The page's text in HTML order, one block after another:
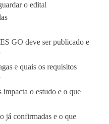
o edital
GO deve ser publicado e
e quais os requisitos
impacta o estudo e o que
já confirmadas e o que